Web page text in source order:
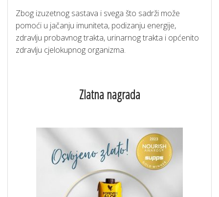
Zbog izuzetnog sastava i svega što sadrži može
pomoći u jačanju imuniteta, podizanju energije,
zdravlju probavnog trakta, urinarnog trakta i općenito
zdravlju cjelokupnog organizma.
Zlatna nagrada